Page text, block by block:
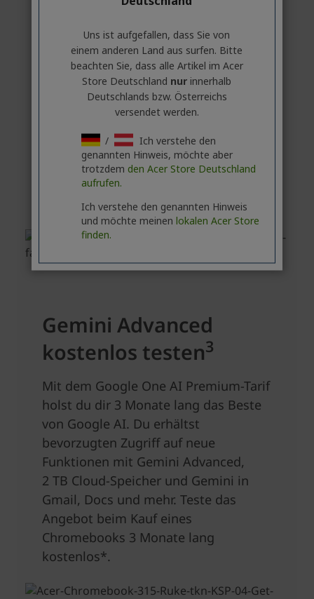
Uns ist aufgefallen, dass Sie von
einem anderen Land aus surfen. Bitte
beachten Sie, dass alle Artikel im Acer
Store Deutschland nur innerhalb
Deutschlands bzw. Österreichs
versendet werden.
/
Ich verstehe den
genannten Hinweis, möchte aber
trotzdem den Acer Store Deutschland
aufrufen.
Ich verstehe den genannten Hinweis
und möchte meinen lokalen Acer Store
finden.